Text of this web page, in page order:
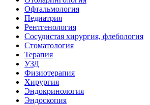
Офтальмология
Педиатрия
Рентгенология
Сосудистая хирургия, флебология
Стоматология
Терапия
УЗД
Физиотерапия
Хирургия
Эндокринология
Эндоскопия